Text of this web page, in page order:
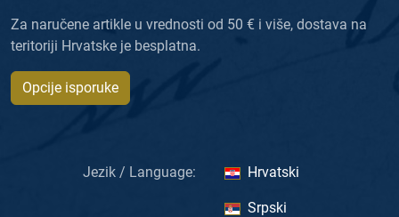
Za naručene artikle u vrednosti od 50 € i više, dostava na
teritoriji Hrvatske je besplatna.
Opcije isporuke
Jezik / Language: Hrvatski
Srpski